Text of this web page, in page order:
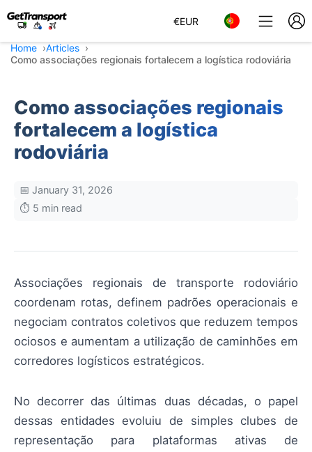
€EUR
Home
Articles
Como associações regionais fortalecem a logística rodoviária
Como associações regionais
fortalecem a logística
rodoviária
📅 January 31, 2026
⏱️ 5 min read
Associações regionais de transporte rodoviário
coordenam rotas, definem padrões operacionais e
negociam contratos coletivos que reduzem tempos
ociosos e aumentam a utilização de caminhões em
corredores logísticos estratégicos.
No decorrer das últimas duas décadas, o papel
dessas entidades evoluiu de simples clubes de
representação para plataformas ativas de